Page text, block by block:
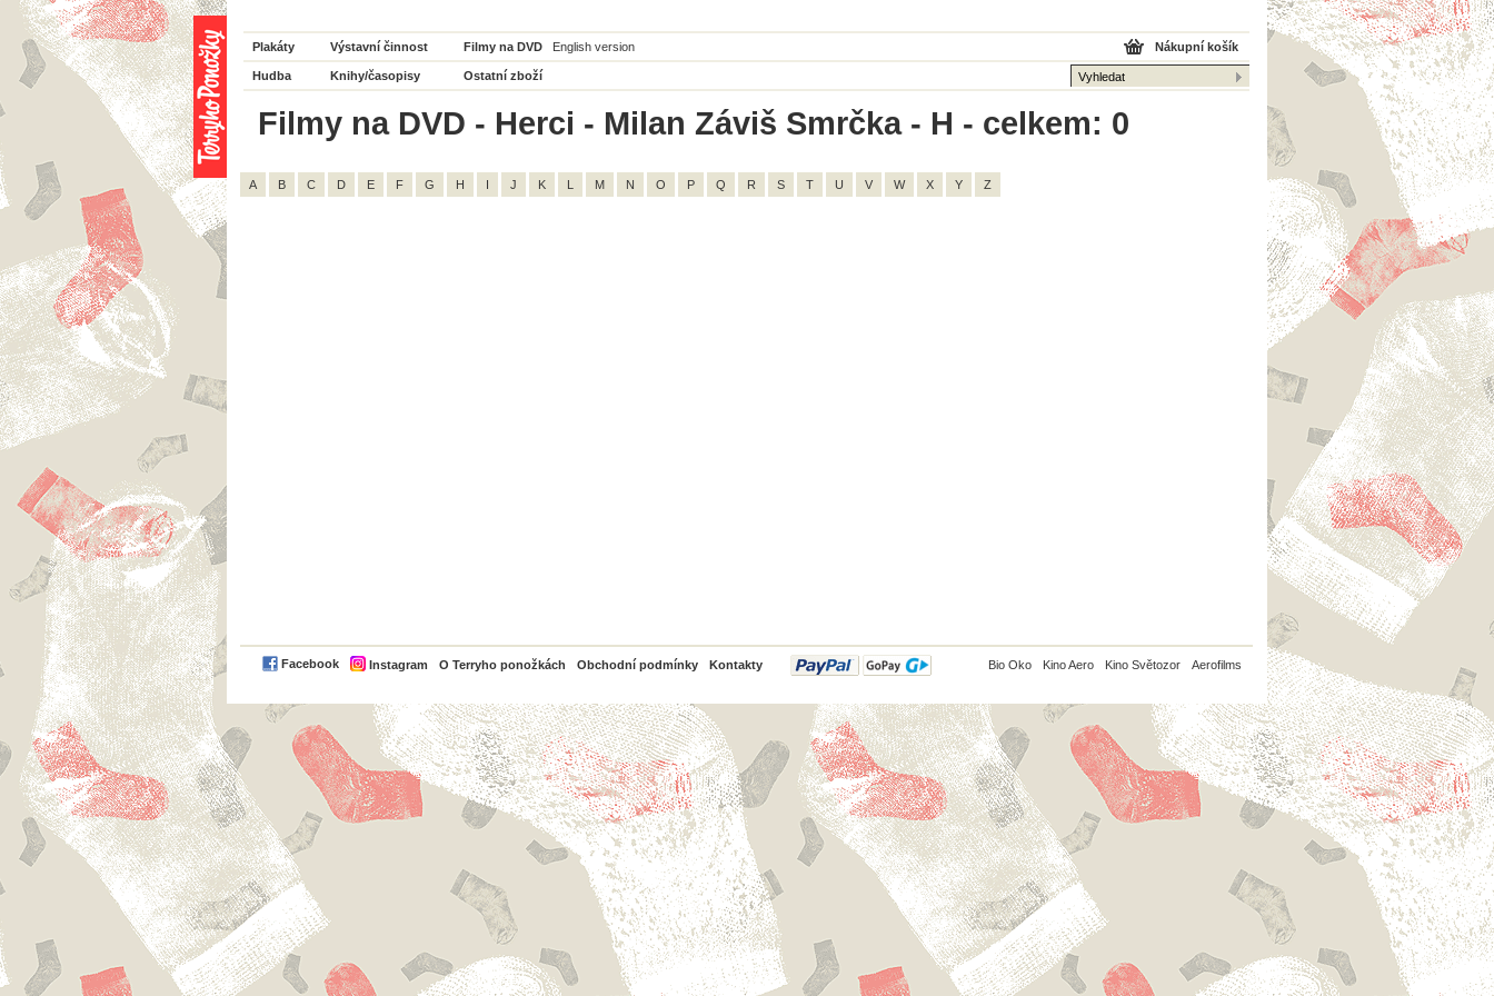
Plakáty Výstavní činnost Filmy na DVD English version
Hudba Knihy/časopisy Ostatní zboží
Nákupní košík
Filmy na DVD - Herci - Milan Záviš Smrčka - H - celkem: 0
A B C D E F G H I J K L M N O P Q R S T U V W X Y Z
Facebook Instagram O Terryho ponožkách Obchodní podmínky Kontakty
PayPal Bio Oko Kino Aero Kino Světozor Aerofilms